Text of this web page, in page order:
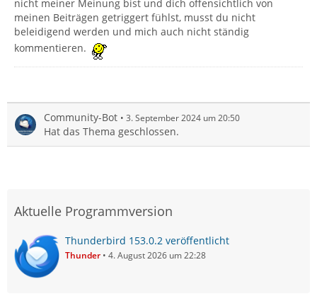
nicht meiner Meinung bist und dich offensichtlich von
meinen Beiträgen getriggert fühlst, musst du nicht
beleidigend werden und mich auch nicht ständig
kommentieren.
Community-Bot 3. September 2024 um 20:50
Hat das Thema geschlossen.
Aktuelle Programmversion
Thunderbird 153.0.2 veröffentlicht
Thunder 4. August 2026 um 22:28